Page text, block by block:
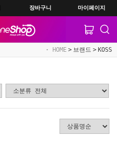
장바구니 마이페이지
HOME 브랜드 KOSS